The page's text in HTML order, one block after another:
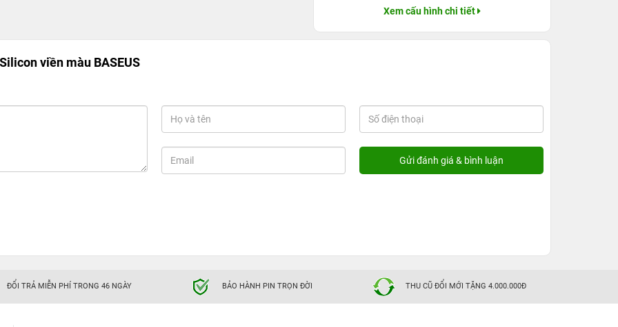
Xem cấu hình chi tiết
viền màu BASEUS
ĐỔI TRẢ MIỄN PHÍ TRONG 46 NGÀY BẢO HÀNH PIN TRỌN ĐỜI THU CŨ ĐỔI MỚI TẶNG 4.000.000Đ